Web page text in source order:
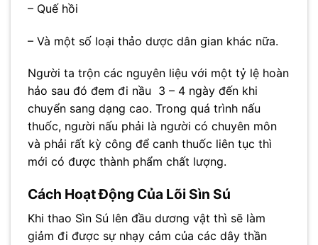
– Quế hồi
– Và một số loại thảo dược dân gian khác nữa.
Người ta trộn các nguyên liệu với một tỷ lệ hoàn
hảo sau đó đem đi nầu 3 – 4 ngày đến khi
chuyển sang dạng cao. Trong quá trình nấu
thuốc, người nấu phải là người có chuyên môn
và phải rất kỳ công để canh thuốc liên tục thì
mới có được thành phẩm chất lượng.
Cách Hoạt Động Của Lõi Sìn Sú
Khi thao Sìn Sú lên đầu dương vật thì sẽ làm
giảm đi được sự nhạy cảm của các dây thần